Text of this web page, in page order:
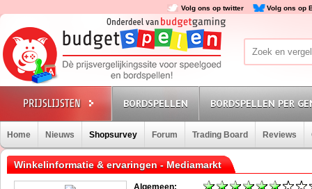
Volg ons op twitter Volg ons op
BORDSPELLEN BORDSPELLEN PER
Home Nieuws Shopsurvey Forum Trading Board Reviews
Winkelinformatie & ervaringen - Mediamarkt
Algemeen: